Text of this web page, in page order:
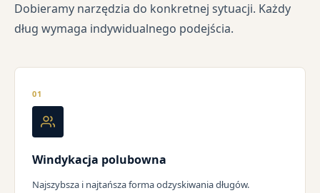
Dobieramy narzędzia do konkretnej sytuacji. Każdy
dług wymaga indywidualnego podejścia.
01
Windykacja polubowna
Najszybsza i najtańsza forma odzyskiwania długów.